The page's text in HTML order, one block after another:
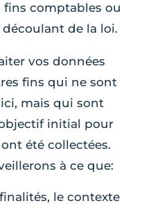
fins comptables ou
de la loi.
vos données
fins qui ne sont
mais qui sont
initial pour
été collectées.
à ce que:
le contexte